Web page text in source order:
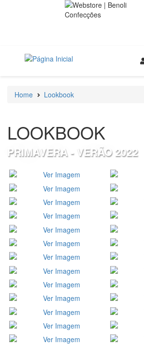
Home Lookbook
LOOKBOOK
PRIMAVERA - VERÃO 2022